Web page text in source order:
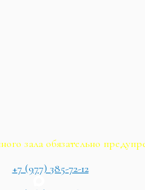
зала обязательно
+7 (977) 385-72-12